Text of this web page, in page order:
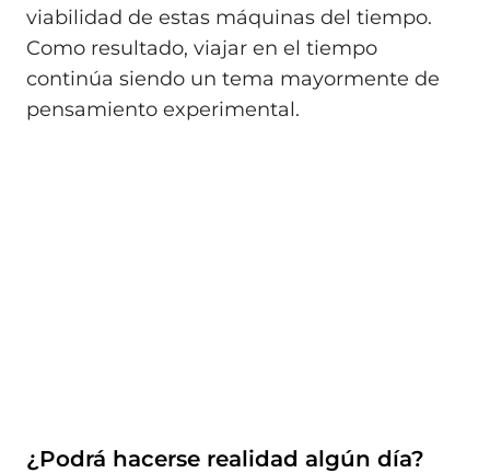
viabilidad de estas máquinas del tiempo.
Como resultado, viajar en el tiempo
continúa siendo un tema mayormente de
pensamiento experimental.
¿Podrá hacerse realidad algún día?